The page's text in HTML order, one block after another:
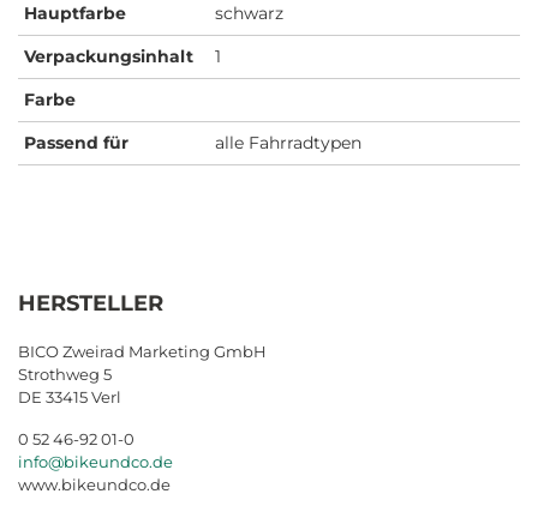
Hauptfarbe
schwarz
Verpackungsinhalt
1
Farbe
Passend für
alle Fahrradtypen
HERSTELLER
BICO Zweirad Marketing GmbH
Strothweg 5
DE 33415 Verl
0 52 46-92 01-0
info@bikeundco.de
www.bikeundco.de